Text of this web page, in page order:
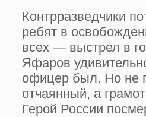
Контрразведчики
ребят в
всех — выстрел в
Яфаров
офицер был. Но не
отчаянный, а
Герой России